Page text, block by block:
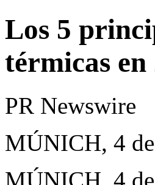
Los 5
térmicas
PR Newswire
MÚNICH, 4
MÚNICH, 4